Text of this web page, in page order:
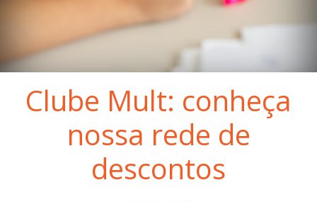
Clube Mult: conheça
nossa rede de
descontos